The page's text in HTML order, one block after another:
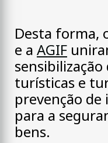
Desta forma,
e a AGIF
turísticas e
prevenção
para a
bens.